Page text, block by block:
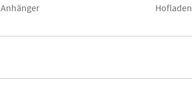
Anhänger
Hofladen